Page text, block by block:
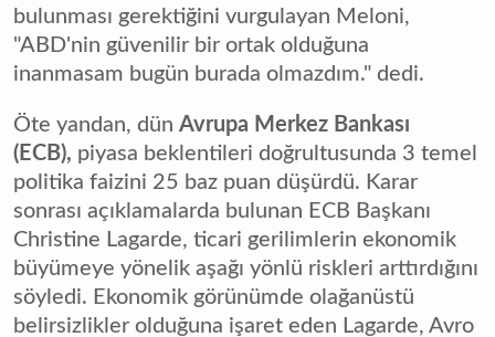
bulunması gerektiğini vurgulayan Meloni,
"ABD'nin güvenilir bir ortak olduğuna
inanmasam bugün burada olmazdım." dedi.
Öte yandan, dün Avrupa Merkez Bankası
(ECB), piyasa beklentileri doğrultusunda 3 temel
politika faizini 25 baz puan düşürdü. Karar
sonrası açıklamalarda bulunan ECB Başkanı
Christine Lagarde, ticari gerilimlerin ekonomik
büyümeye yönelik aşağı yönlü riskleri arttırdığını
söyledi. Ekonomik görünümde olağanüstü
belirsizlikler olduğuna işaret eden Lagarde, Avro